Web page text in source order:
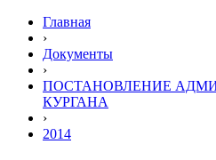
Главная
›
Документы
›
ПОСТАНОВЛЕНИЕ
КУРГАНА
›
2014